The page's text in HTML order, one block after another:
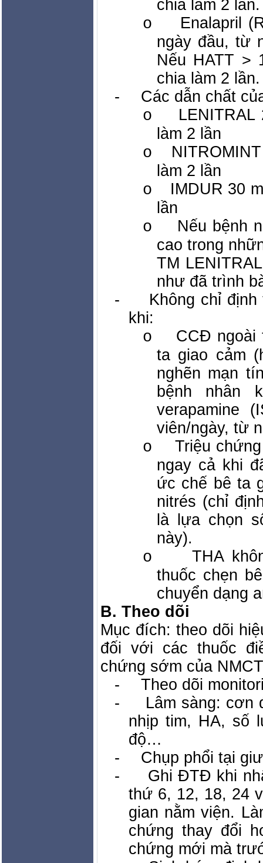
chia làm 2
o
Enalapril
ngày đầu, từ
Nếu HATT >
chia làm 2
-
Các dẫn chất
o
làm 2 lần
o
làm 2 lần
o
IMDUR 30
lần
o
Nếu bệnh
cao trong
TM
như đã trình
-
Không chỉ
khi:
o
CCĐ ngoài
ta giao cảm
nghẽn mạn
bệnh nhân
verapamine
viên/ngày, từ
o
Triệu
ngay cả khi
ức chế bê ta
nitrés (chỉ
là lựa chọn
này).
o
THA
thuốc chẹn
chuyển dạng
B. Theo dõi
Mục đích: theo dõi
đối với các thuốc
chứng sớm của
-
Theo dõi
-
Lâm sàng: cơn
nhịp tim, HA, số
độ…
-
Chụp phổi tại
-
Ghi ĐTĐ khi
thứ 6, 12, 18, 24
gian nằm viện.
chứng thay đổi
chứng mới mà